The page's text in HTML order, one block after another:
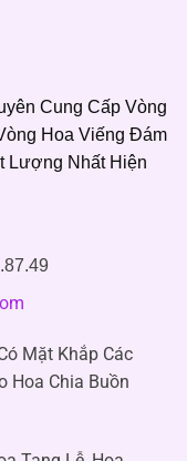
Cung Cấp Vòng
Hoa Viếng Đám
Lượng Nhất Hiện
Mặt Khắp Các
Hoa Chia Buồn